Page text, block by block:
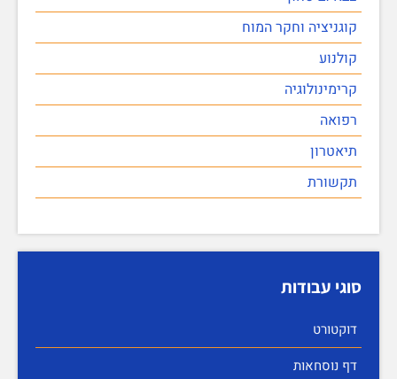
קוגניציה וחקר המוח
קולנוע
קרימינולוגיה
רפואה
תיאטרון
תקשורת
סוגי עבודות
דוקטורט
דף נוסחאות